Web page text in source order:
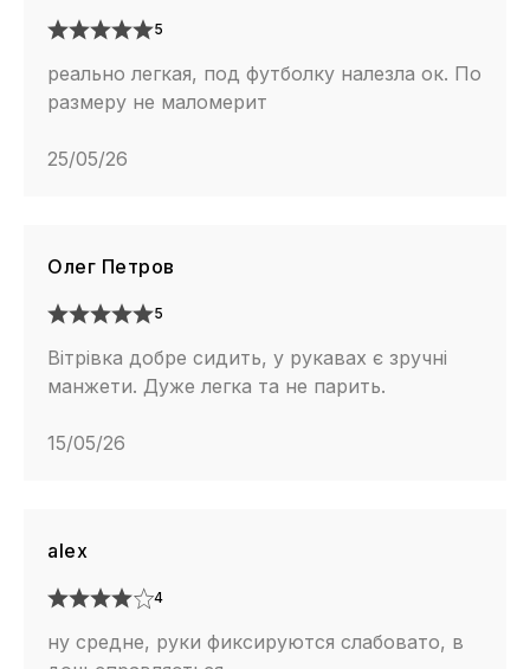
5
реально легкая, под футболку налезла ок. По
размеру не маломерит
25/05/26
Олег Петров
5
Вітрівка добре сидить, у рукавах є зручні
манжети. Дуже легка та не парить.
15/05/26
alex
4
ну средне, руки фиксируются слабовато, в